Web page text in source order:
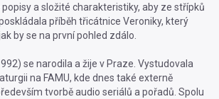
a složité charakteristiky, aby ze střípků
příběh třicátnice Veroniky, který
by se na první pohled zdálo.
se narodila a žije v Praze. Vystudovala
na FAMU, kde dnes také externě
tvorbě audio seriálů a pořadů. Spolu